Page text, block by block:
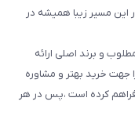
مسیر زیبا همیشه در
و برند اصلی ارائه
جهت خرید بهتر و مشاوره
فراهم کرده است ،پس در هر